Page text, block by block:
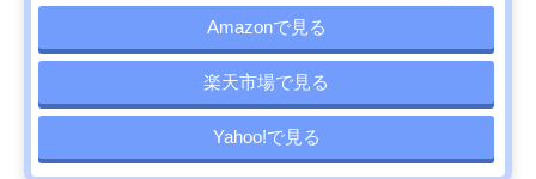
Amazonで見る
楽天市場で見る
Yahoo!で見る